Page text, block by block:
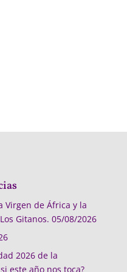
Virgen de África y la
Gitanos. 05/08/2026
2026 de la
este año nos toca?